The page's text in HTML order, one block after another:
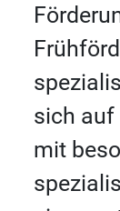
sich auf
mit